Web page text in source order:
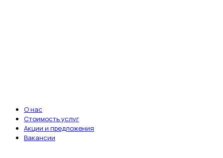
О нас
Стоимость услуг
Акции и предложения
Вакансии